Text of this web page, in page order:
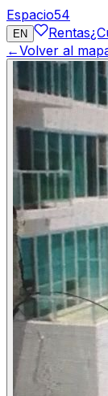
Espacio54
EN Rentas
←Volver al